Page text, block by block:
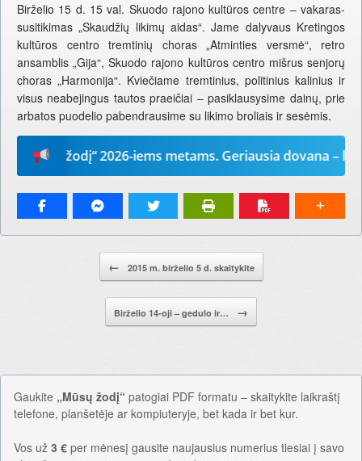
Birželio 15 d. 15 val. Skuodo rajono kultūros centre – vakaras-
susitikimas „Skaudžių likimų aidas“. Jame dalyvaus Kretingos
kultūros centro tremtinių choras „Atminties versmė“, retro
ansamblis „Gija“, Skuodo rajono kultūros centro mišrus senjorų
choras „Harmonija“. Kviečiame tremtinius, politinius kalinius ir
visus neabejingus tautos praeičiai – pasiklausysime dainų, prie
arbatos puodelio pabendrausime su likimo broliais ir sesėmis.
žodį“ 2026-iems metams. Geriausia dovana –
← 2015 m. birželio 5 d. skaitykite
Birželio 14-oji – gedulo ir… →
Gaukite „Mūsų žodį“ patogiai PDF formatu – skaitykite laikraštį
telefone, planšetėje ar kompiuteryje, bet kada ir bet kur.
Vos už 3 € per mėnesį gausite naujausius numerius tiesiai į savo